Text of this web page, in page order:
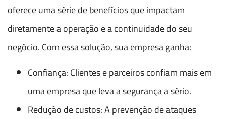
oferece uma série de benefícios que impactam
diretamente a operação e a continuidade do seu
negócio. Com essa solução, sua empresa ganha:
Confiança: Clientes e parceiros confiam mais em
uma empresa que leva a segurança a sério.
Redução de custos: A prevenção de ataques